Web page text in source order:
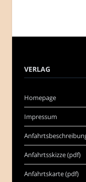
VERLAG
Homepage
Impressum
Anfahrtsskizze (pdf)
Anfahrtskarte (pdf)